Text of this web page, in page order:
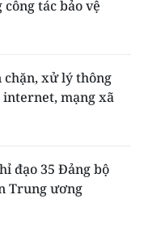
tác bảo vệ
xử lý thông
mạng xã
đạo 35 Đảng bộ
Trung ương